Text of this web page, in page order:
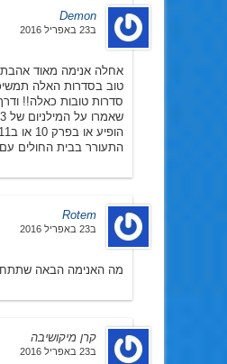
Demon
ב23 באפריל 2016
אחלה אנימה מאוד
טוב בסדרות האלה
סדרות טובות כאלה!!
התעורר בבית החולים
Rotem
ב23 באפריל 2016
מה האנימה הבאה
קרן מיקושיבה
ב23 באפריל 2016